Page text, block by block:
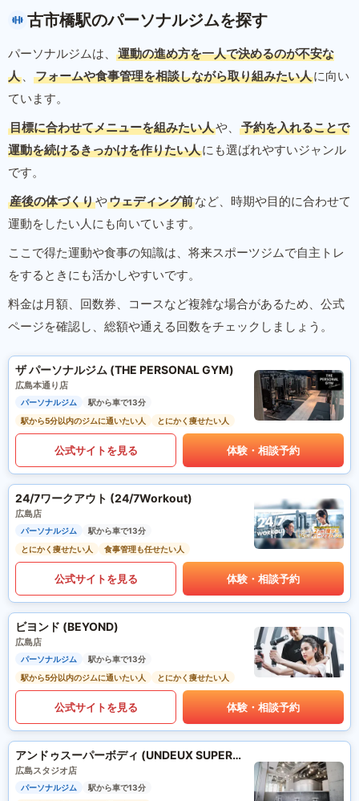
古市橋駅のパーソナルジムを探す
パーソナルジムは、
運動の進め方を一人で決めるのが不安な
人 、 フォームや食事管理を相談しながら取り組みたい人に向い
ています。
目標に合わせてメニューを組みたい人や、
予約を入れることで
運動を続けるきっかけを作りたい人にも選ばれやすいジャンル
です。
産後の体づくりやウェディング前など、時期や目的に合わせて
運動をしたい人にも向いています。
ここで得た運動や食事の知識は、将来スポーツジムで自主トレ
をするときにも活かしやすいです。
料金は月額、回数券、コースなど複雑な場合があるため、公式
ページを確認し、総額や通える回数をチェックしましょう。
ザ パーソナルジム (THE PERSONAL GYM)
広島本通り店
パーソナルジム
駅から車で13分
駅から5分以内のジムに通いたい人
とにかく痩せたい人
公式サイトを見る 体験・相談予約
24/7ワークアウト (24/7Workout)
広島店
パーソナルジム
駅から車で13分
とにかく痩せたい人
食事管理も任せたい人
公式サイトを見る 体験・相談予約
ビヨンド (BEYOND)
広島店
パーソナルジム
駅から車で13分
駅から5分以内のジムに通いたい人
とにかく痩せたい人
公式サイトを見る 体験・相談予約
アンドゥスーパーボディ (UNDEUX SUPERBODY)
広島スタジオ店
パーソナルジム
駅から車で13分